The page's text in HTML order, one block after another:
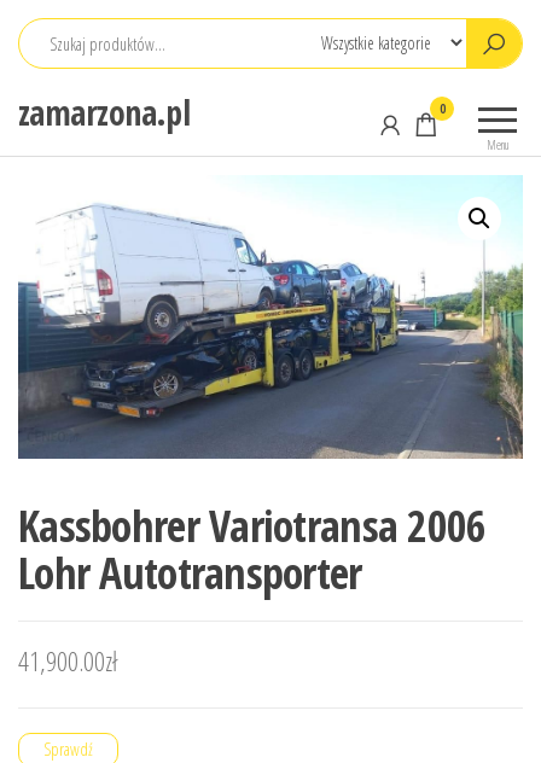
Przejdź
zamarzona.pl
Menu
0
Kassbohrer Variotransa 2006
Lohr Autotransporter
41,900.00zł
Sprawdź